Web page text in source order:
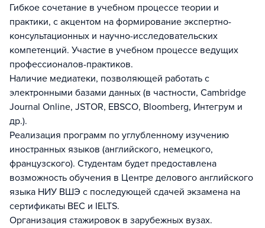
Гибкое сочетание в учебном процессе теории и
практики, с акцентом на формирование экспертно-
консультационных и научно-исследовательских
компетенций. Участие в учебном процессе ведущих
профессионалов-практиков.
Наличие медиатеки, позволяющей работать с
электронными базами данных (в частности, Cambridge
Journal Online, JSTOR, EBSCO, Bloomberg, Интегрум и
др.).
Реализация программ по углубленному изучению
иностранных языков (английского, немецкого,
французского). Студентам будет предоставлена
возможность обучения в Центре делового английского
языка НИУ ВШЭ с последующей сдачей экзамена на
сертификаты ВЕС и IELTS.
Организация стажировок в зарубежных вузах.